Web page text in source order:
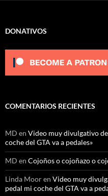
DONATIVOS
COMENTARIOS RECIENTES
MD en Video muy divulgativo
coche del GTA va a pedales»
MD en Cojoños o cojoñazo o
Linda Mooren Video muy
pedal mi coche del GTA va a